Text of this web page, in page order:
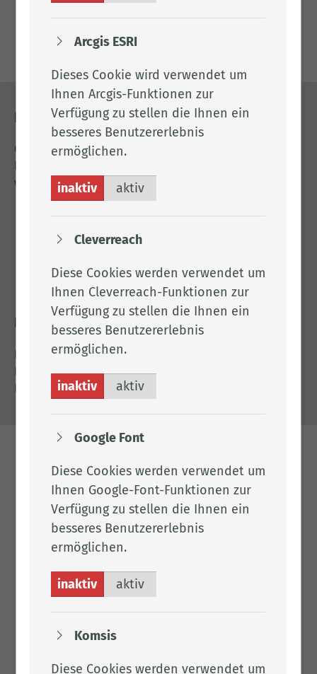
Fly­er Leit­bild Land­kreis Clop­pen­burg
Kontakt
04471 15 0
www.lkclp.de
Adresse
Eschstr. 29
49661 Cloppenburg
Rechtliches
Impressum
Datenschutz
Barrierefreiheit
Arcgis ESRI
Dieses Cookie wird verwendet um
Ihnen Arcgis-Funktionen zur
Verfügung zu stellen die Ihnen ein
besseres Benutzererlebnis
ermöglichen.
inaktiv aktiv
Cleverreach
Diese Cookies werden verwendet um
Ihnen Cleverreach-Funktionen zur
Verfügung zu stellen die Ihnen ein
besseres Benutzererlebnis
ermöglichen.
inaktiv aktiv
Google Font
Diese Cookies werden verwendet um
Ihnen Google-Font-Funktionen zur
Verfügung zu stellen die Ihnen ein
besseres Benutzererlebnis
ermöglichen.
inaktiv aktiv
Komsis
Diese Cookies werden verwendet um